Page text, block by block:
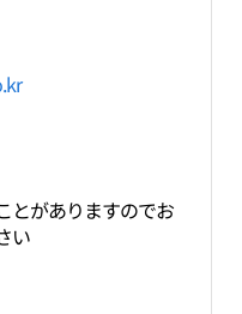
とがありますのでお
い